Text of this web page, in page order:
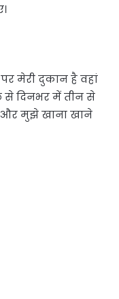
मेरी दुकान है वहां
से दिनभर में तीन से
और मुझे खाना खाने